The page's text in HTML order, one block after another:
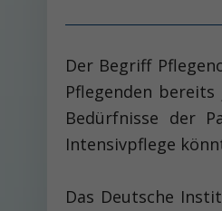
Der Begriff
Pflegenden
Bedürfnisse der
Intensivpflege
Das Deutsche